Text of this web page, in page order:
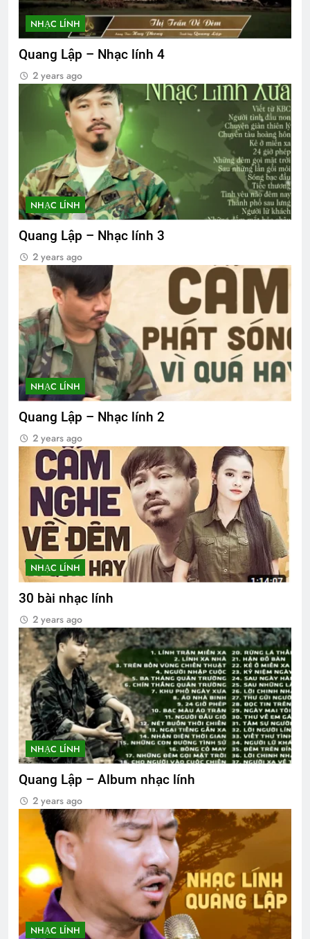
NHẠC LÍNH
Quang Lập – Nhạc lính 4
2 years ago
NHẠC LÍNH
Quang Lập – Nhạc lính 3
2 years ago
NHẠC LÍNH
Quang Lập – Nhạc lính 2
2 years ago
NHẠC LÍNH
30 bài nhạc lính
2 years ago
NHẠC LÍNH
Quang Lập – Album nhạc lính
2 years ago
NHẠC LÍNH